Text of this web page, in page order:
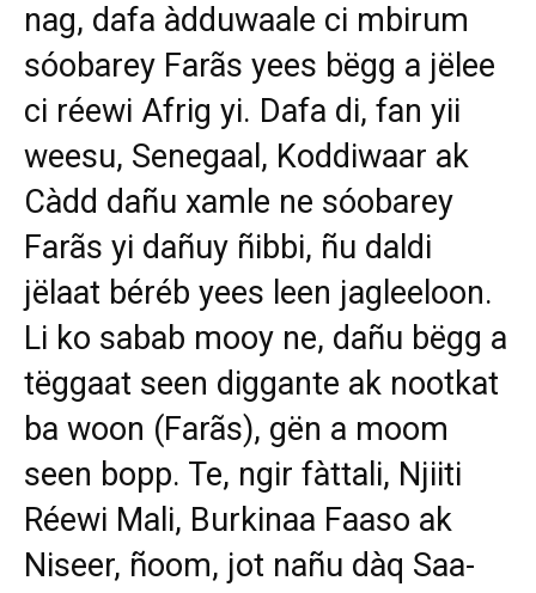
nag, dafa àdduwaale ci mbirum
sóobarey Farãs yees bëgg a jëlee
ci réewi Afrig yi. Dafa di, fan yii
weesu, Senegaal, Koddiwaar ak
Càdd dañu xamle ne sóobarey
Farãs yi dañuy ñibbi, ñu daldi
jëlaat béréb yees leen jagleeloon.
Li ko sabab mooy ne, dañu bëgg a
tëggaat seen diggante ak nootkat
ba woon (Farãs), gën a moom
seen bopp. Te, ngir fàttali, Njiiti
Réewi Mali, Burkinaa Faaso ak
Niseer, ñoom, jot nañu dàq Saa-